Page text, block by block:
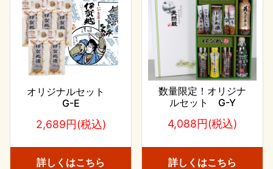
オリジナルセット
G-E
2,689円(税込)
詳しくはこちら
数量限定！オリジナ
ルセット G-Y
4,088円(税込)
詳しくはこちら